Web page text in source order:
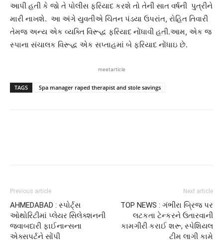
આપી હતી કે જો તે પોલીસ ફરિયાદ કરશે તો તેની સાત વર્ષની પુત્રીને
મારી નાખશે. આ અંગે યુવતીએ ચિંતન પંડયા ઉપરાંત, રોહિત તિવારી
તેમજ અન્ય એક વ્યક્તિ વિરૂદ્ધ ફરિયાદ નોંધાવી હતી.આમ, એક જ
સ્પાના સંચાલક વિરૂદ્ધ એક સપ્તાહમાં બે ફરિયાદ નોંધાઇ છે.
meetarticle
TAGS Spa manager raped therapist and stole savings
Previous article
AHMEDABAD : સ્પોર્ટ્સ
ઓથોરિટીમાં પ્લેયર સિલેક્શનની
જવાબદારી ફાઈનાન્સના
એક્સપર્ટને સોંપી
Next article
TOP NEWS : ગંભીરા બ્રિજ પર
લટકતા ટેન્કરને ઉતારવાની
કામગીરી કરાઈ શરૂ, સ્પેશિયલ
ટીમ લાગી કામે